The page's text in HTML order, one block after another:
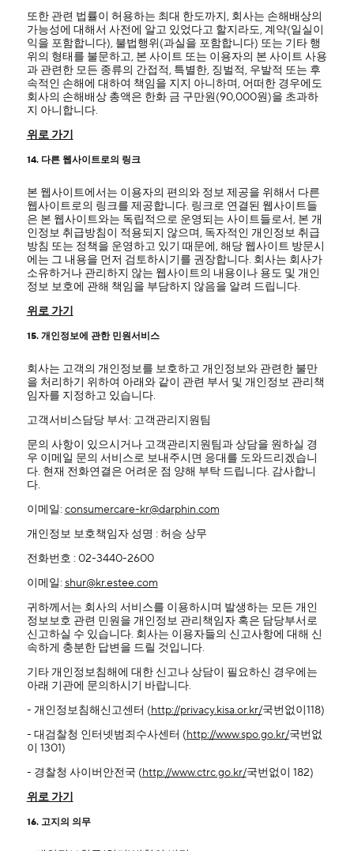
또한 관련 법률이 허용하는 최대 한도까지, 회사는 손해배상의
가능성에 대해서 사전에 알고 있었다고 할지라도, 계약(일실이
익을 포함합니다), 불법행위(과실을 포함합니다) 또는 기타 행
위의 형태를 불문하고, 본 사이트 또는 이용자의 본 사이트 사용
과 관련한 모든 종류의 간접적, 특별한, 징벌적, 우발적 또는 후
속적인 손해에 대하여 책임을 지지 아니하며, 어떠한 경우에도
회사의 손해배상 총액은 한화 금 구만원(90,000원)을 초과하
지 아니합니다.
위로 가기
14. 다른 웹사이트로의 링크
본 웹사이트에서는 이용자의 편의와 정보 제공을 위해서 다른
웹사이트로의 링크를 제공합니다. 링크로 연결된 웹사이트들
은 본 웹사이트와는 독립적으로 운영되는 사이트들로서, 본 개
인정보 취급방침이 적용되지 않으며, 독자적인 개인정보 취급
방침 또는 정책을 운영하고 있기 때문에, 해당 웹사이트 방문시
에는 그 내용을 먼저 검토하시기를 권장합니다. 회사는 회사가
소유하거나 관리하지 않는 웹사이트의 내용이나 용도 및 개인
정보 보호에 관해 책임을 부담하지 않음을 알려 드립니다.
위로 가기
15. 개인정보에 관한 민원서비스
회사는 고객의 개인정보를 보호하고 개인정보와 관련한 불만
을 처리하기 위하여 아래와 같이 관련 부서 및 개인정보 관리책
임자를 지정하고 있습니다.
고객서비스담당 부서: 고객관리지원팀
문의 사항이 있으시거나 고객관리지원팀과 상담을 원하실 경
우 이메일 문의 서비스로 보내주시면 응대를 도와드리겠습니
다. 현재 전화연결은 어려운 점 양해 부탁 드립니다. 감사합니
다.
이메일: consumercare-kr@darphin.com
개인정보 보호책임자 성명 : 허승 상무
전화번호 : 02-3440-2600
이메일: shur@kr.estee.com
귀하께서는 회사의 서비스를 이용하시며 발생하는 모든 개인
정보보호 관련 민원을 개인정보 관리책임자 혹은 담당부서로
신고하실 수 있습니다. 회사는 이용자들의 신고사항에 대해 신
속하게 충분한 답변을 드릴 것입니다.
기타 개인정보침해에 대한 신고나 상담이 필요하신 경우에는
아래 기관에 문의하시기 바랍니다.
- 개인정보침해신고센터 (http://privacy.kisa.or.kr/국번없이118)
- 대검찰청 인터넷범죄수사센터 (http://www.spo.go.kr/국번없
이 1301)
- 경찰청 사이버안전국 (http://www.ctrc.go.kr/국번없이 182)
위로 가기
16. 고지의 의무